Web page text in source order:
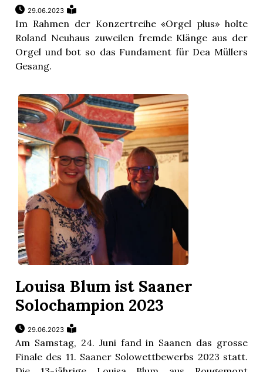
29.06.2023
Im Rahmen der Konzertreihe «Orgel plus» holte
Roland Neuhaus zuweilen fremde Klänge aus der
Orgel und bot so das Fundament für Dea Müllers
Gesang.
Louisa Blum ist Saaner
Solochampion 2023
29.06.2023
Am Samstag, 24. Juni fand in Saanen das grosse
Finale des 11. Saaner Solowettbewerbs 2023 statt.